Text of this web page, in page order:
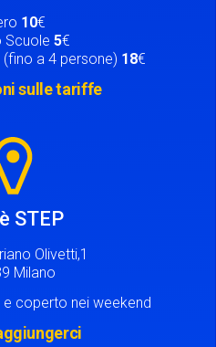
10€
Scuole 5€
a 4 persone) 18€
sulle tariffe
STEP
Olivetti,1
Milano
coperto nei weekend